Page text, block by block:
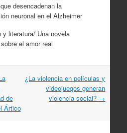
desencadenan la
neuronal en el Alzheimer
y literatura/ Una novela
el amor real
de
Ártico
¿La violencia en películas y
videojuegos generan
violencia social? →